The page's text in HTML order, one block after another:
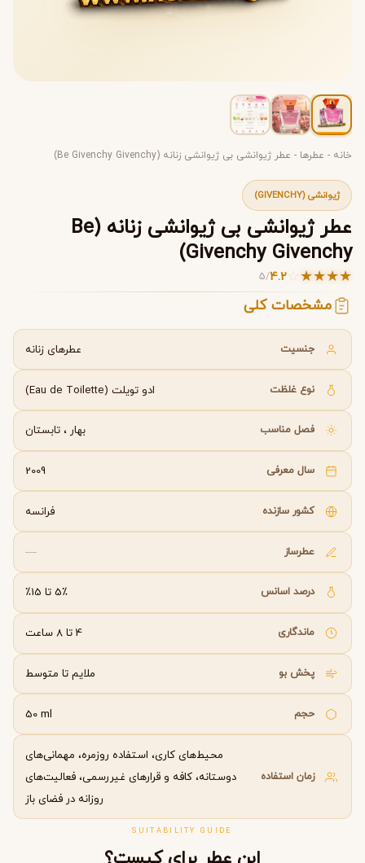
خانه - عطرها - عطر ژیوانشی بی ژیوانشی زنانه (Be Givenchy Givenchy)
ژیوانشی (GIVENCHY)
عطر ژیوانشی بی ژیوانشی زنانه (Be
Givenchy Givenchy)
★
★
★
★
☆
4.2
/
5
مشخصات کلی
جنسیت عطرهای زنانه
نوع غلظت ادو تویلت (Eau de Toilette)
فصل مناسب بهار ، تابستان
سال معرفی 2009
کشور سازنده فرانسه
عطرساز —
درصد اسانس 5٪ تا 15٪
ماندگاری 4 تا 8 ساعت
پخش بو ملایم تا متوسط
حجم 50 ml
زمان استفاده
محیط‌های کاری، استفاده روزمره، مهمانی‌های
دوستانه، کافه و قرارهای غیررسمی، فعالیت‌های
روزانه در فضای باز
SUITABILITY GUIDE